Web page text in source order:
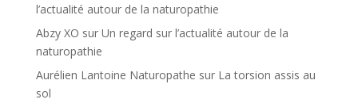
l’actualité autour de la naturopathie
Abzy XO sur Un regard sur l’actualité autour de la
naturopathie
Aurélien Lantoine Naturopathe sur La torsion assis au
sol